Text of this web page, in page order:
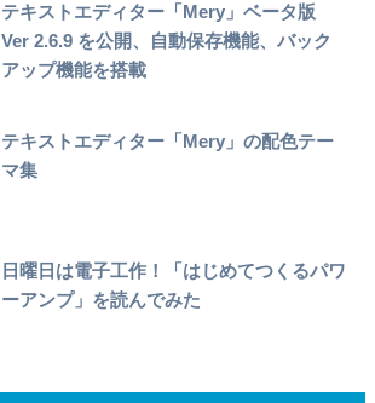
テキストエディター「Mery」ベータ版
Ver 2.6.9 を公開、自動保存機能、バック
アップ機能を搭載
テキストエディター「Mery」の配色テー
マ集
日曜日は電子工作！「はじめてつくるパワ
ーアンプ」を読んでみた